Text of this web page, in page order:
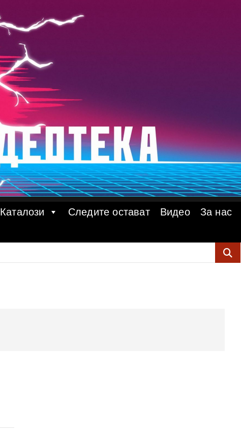
Каталози Следите остават Видео
За нас